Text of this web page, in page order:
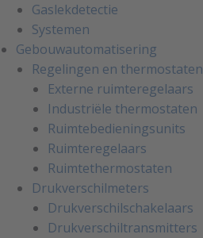
Gaslekdetectie
Systemen
Gebouwautomatisering
Regelingen en thermostaten
Externe ruimteregelaars
Industriële thermostaten
Ruimtebedieningsunits
Ruimteregelaars
Ruimtethermostaten
Drukverschilmeters
Drukverschilschakelaars
Drukverschiltransmitters